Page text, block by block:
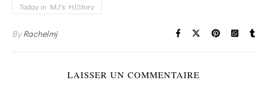
Today in MJ's HIStory
ByRachelmj
LAISSER UN COMMENTAIRE